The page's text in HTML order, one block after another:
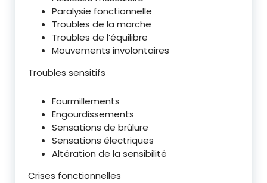
Paralysie fonctionnelle
Troubles de la marche
Troubles de l’équilibre
Mouvements involontaires
Troubles sensitifs
Fourmillements
Engourdissements
Sensations de brûlure
Sensations électriques
Altération de la sensibilité
Crises fonctionnelles